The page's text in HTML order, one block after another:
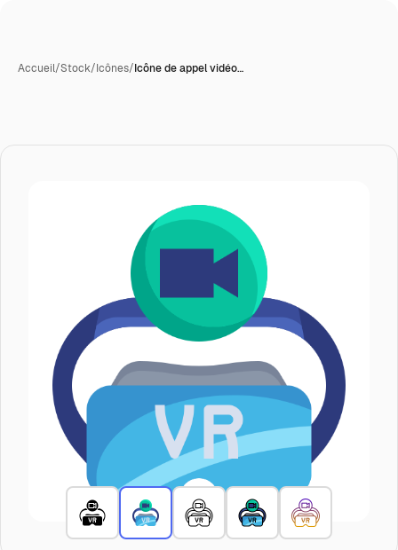
Accueil/Stock/Icônes/Icône de appel vidéo…